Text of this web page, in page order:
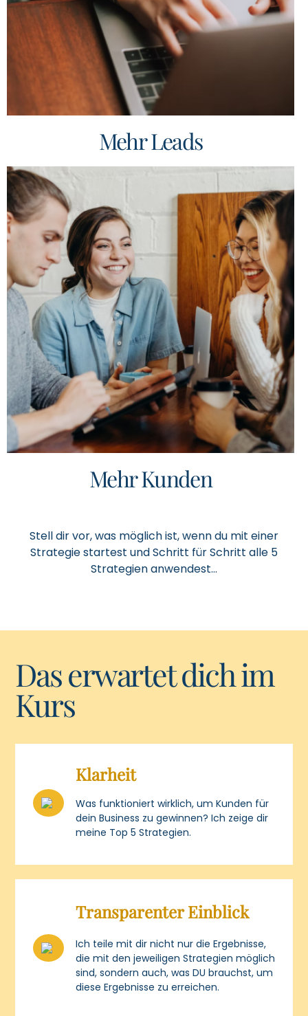
Mehr Leads
Mehr Kunden
Stell dir vor, was möglich ist, wenn du mit einer
Strategie startest und Schritt für Schritt alle 5
Strategien anwendest...
Das erwartet dich im
Kurs
Klarheit
Was funktioniert wirklich, um Kunden für
dein Business zu gewinnen? Ich zeige dir
meine Top 5 Strategien.
Transparenter Einblick
Ich teile mit dir nicht nur die Ergebnisse,
die mit den jeweiligen Strategien möglich
sind, sondern auch, was DU brauchst, um
diese Ergebnisse zu erreichen.